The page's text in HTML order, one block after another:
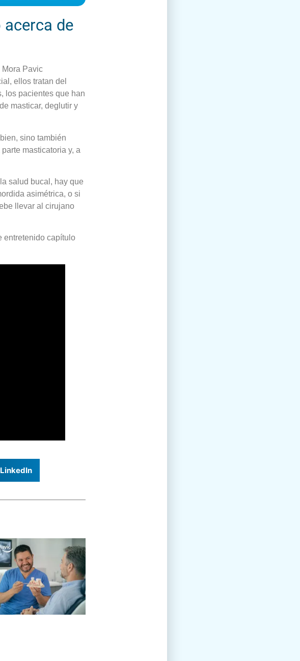
de
Mora Pavic
ellos tratan del
los pacientes que han
masticar, deglutir y
sino también
masticatoria y, a
salud bucal, hay que
asimétrica, o si
llevar al cirujano
entretenido capítulo
LinkedIn